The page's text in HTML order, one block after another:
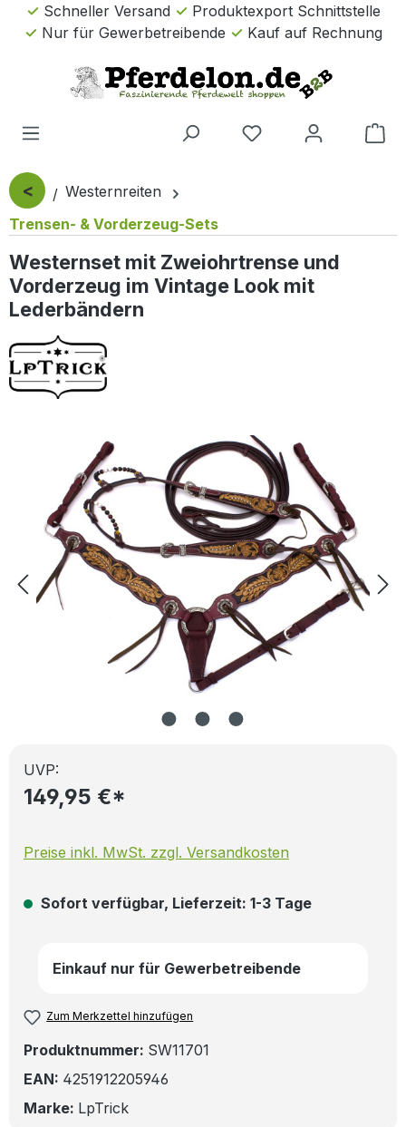
Zum Hauptinhalt springen
Schneller Versand
Produktexport Schnittstelle
Nur für Gewerbetreibende
Kauf auf Rechnung
<
Westernreiten
Trensen- & Vorderzeug-Sets
Westernset mit Zweiohrtrense und
Vorderzeug im Vintage Look mit
Lederbändern
Bildergalerie überspringen
UVP:
149,95 €*
Preise inkl. MwSt. zzgl. Versandkosten
Sofort verfügbar, Lieferzeit: 1-3 Tage
Einkauf nur für Gewerbetreibende
Zum Merkzettel hinzufügen
Produktnummer: SW11701
EAN: 4251912205946
Marke: LpTrick